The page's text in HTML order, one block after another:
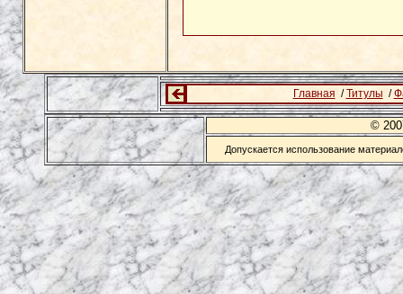
Главная /Титулы /
©
Допускается использование